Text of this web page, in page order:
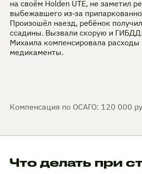
на своём Holden UTE, не заметил
выбежавшего из‑за
Произошёл наезд, ребёнок
ссадины. Вызвали скорую и
Михаила компенсировала расходы
медикаменты.
Компенсация по ОСАГО: 120 000
Что делать при